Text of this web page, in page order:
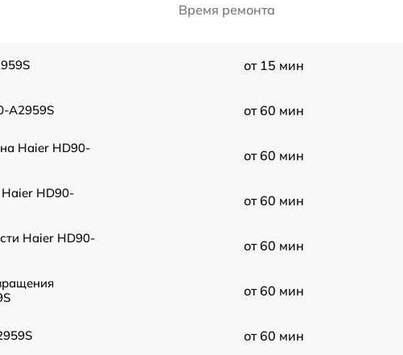
Время ремонта
от 15 мин
A2959S от 60 мин
Haier HD90-
от 60 мин
HD90-
от 60 мин
Haier HD90-
от 60 мин
от 60 мин
от 60 мин